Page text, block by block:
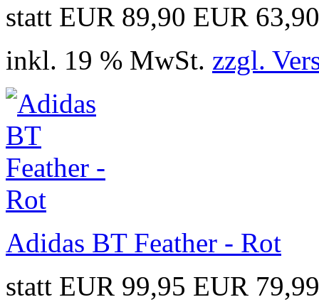
statt EUR 89,90 EUR
inkl. 19 % MwSt. zzgl.
Adidas BT Feather - Rot
statt EUR 99,95 EUR